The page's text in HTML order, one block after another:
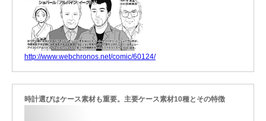
http://www.webchronos.net/comic/60124/
時計選びはケース素材も重要。主要ケース素材10種とその特徴